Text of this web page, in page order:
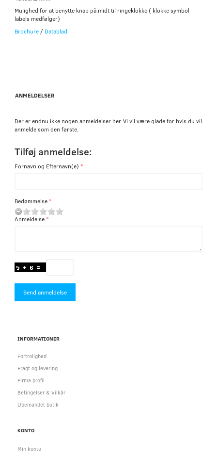
Mulighed for at benytte knap på midt til ringeklokke ( klokke symbol
labels medfølger)
Brochure / Datablad
ANMELDELSER
Der er endnu ikke nogen anmeldelser her. Vi vil være glade for hvis du vil
anmelde som den første.
Tilføj anmeldelse:
Fornavn og Efternavn(e)
Bedømmelse
Anmeldelse
Send anmeldelse
INFORMATIONER
Fortrolighed
Fragt og levering
Firma profil
Betingelser & Vilkår
Ubemandet butik
KONTO
Min konto